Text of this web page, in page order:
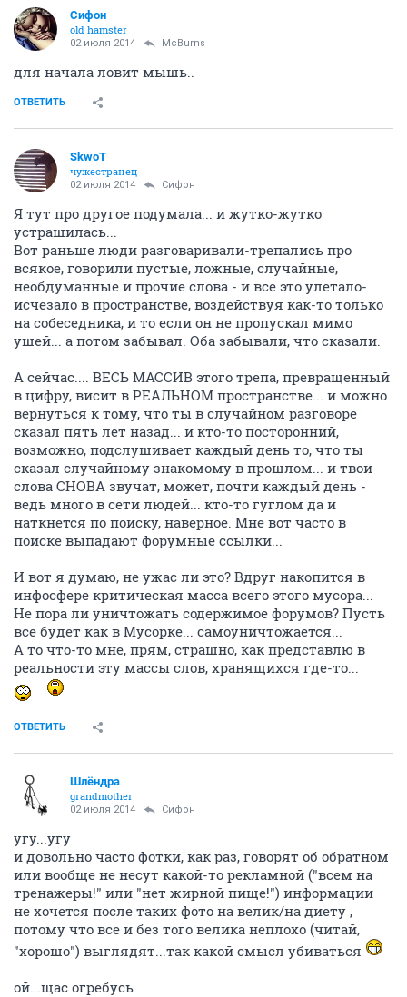
Сифон
old hamster
02 июля 2014 McBurns
для начала ловит мышь..
ОТВЕТИТЬ
SkwоT
чужестранец
02 июля 2014 Сифон
Я тут про другое подумала... и жутко-жутко
устрашилась...
Вот раньше люди разговаривали-трепались про
всякое, говорили пустые, ложные, случайные,
необдуманные и прочие слова - и все это улетало-
исчезало в пространстве, воздействуя как-то только
на собеседника, и то если он не пропускал мимо
ушей... а потом забывал. Оба забывали, что сказали.
А сейчас.... ВЕСЬ МАССИВ этого трепа, превращенный
в цифру, висит в РЕАЛЬНОМ пространстве... и можно
вернуться к тому, что ты в случайном разговоре
сказал пять лет назад... и кто-то посторонний,
возможно, подслушивает каждый день то, что ты
сказал случайному знакомому в прошлом... и твои
слова СНОВА звучат, может, почти каждый день -
ведь много в сети людей... кто-то гуглом да и
наткнется по поиску, наверное. Мне вот часто в
поиске выпадают форумные ссылки...
И вот я думаю, не ужас ли это? Вдруг накопится в
инфосфере критическая масса всего этого мусора...
Не пора ли уничтожать содержимое форумов? Пусть
все будет как в Мусорке... самоуничтожается...
А то что-то мне, прям, страшно, как представлю в
реальности эту массы слов, хранящихся где-то...
ОТВЕТИТЬ
Шлёндра
grandmother
02 июля 2014 Сифон
угу...угу
и довольно часто фотки, как раз, говорят об обратном
или вообще не несут какой-то рекламной ("всем на
тренажеры!" или "нет жирной пище!") информации
не хочется после таких фото на велик/на диету ,
потому что все и без того велика неплохо (читай,
"хорошо") выглядят...так какой смысл убиваться
ой...щас огребусь